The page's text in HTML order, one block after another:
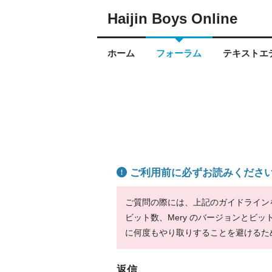
Haijin Boys Online
ホーム フォーラム テキストエ
ご利用前に必ずお読みくださ
ご質問の際には、上記のガイドライ
ビット数、Mery のバージョンとビッ
に何度もやり取りすることを避ける